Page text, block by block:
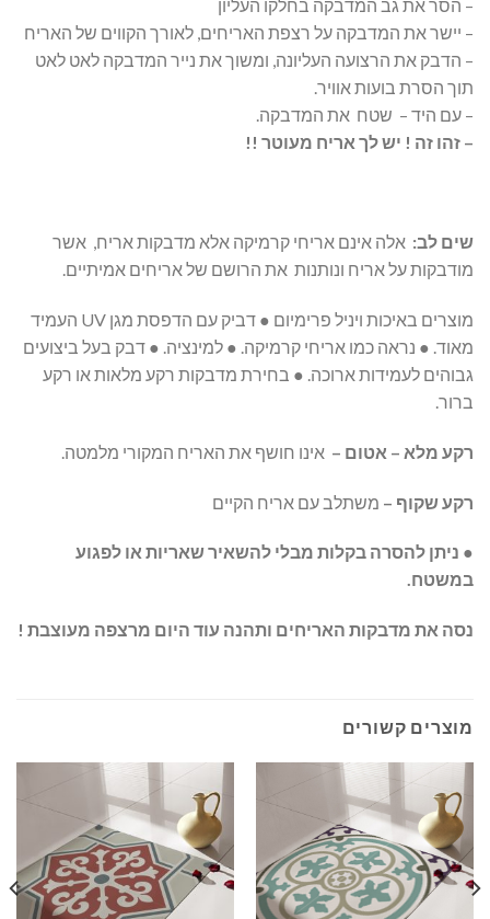
– הסר את גב המדבקה בחלקו העליון
– יישר את המדבקה על רצפת האריחים, לאורך הקווים של האריח
– הדבק את הרצועה העליונה, ומשוך את נייר המדבקה לאט לאט
תוך הסרת בועות אוויר.
– עם היד – שטח את המדבקה.
– זהו זה ! יש לך אריח מעוטר !!
שים לב: אלה אינם אריחי קרמיקה אלא מדבקות אריח, אשר
מודבקות על אריח ונותנות את הרושם של אריחים אמיתיים.
מוצרים באיכות ויניל פרימיום ● דביק עם הדפסת מגן UV העמיד
מאוד. ● נראה כמו אריחי קרמיקה. ● למינציה. ● דבק בעל ביצועים
גבוהים לעמידות ארוכה. ● בחירת מדבקות רקע מלאות או רקע
ברור.
רקע מלא – אטום – אינו חושף את האריח המקורי מלמטה.
רקע שקוף – משתלב עם אריח הקיים
● ניתן להסרה בקלות מבלי להשאיר שאריות או לפגוע
במשטח.
נסה את מדבקות האריחים ותהנה עוד היום מרצפה מעוצבת !
מוצרים קשורים